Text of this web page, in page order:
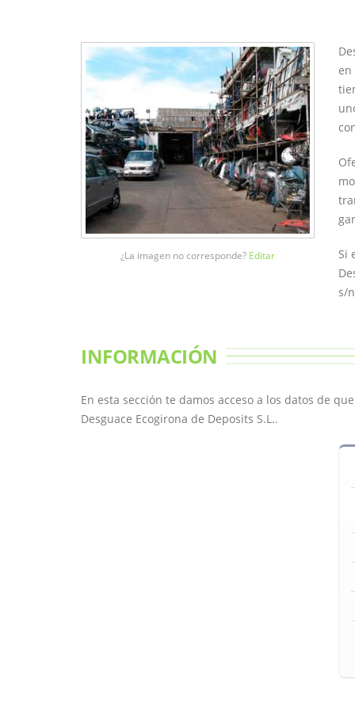
¿La imagen no corresponde? Editar
Si
s/
INFORMACIÓN
En esta sección te damos acceso a los datos de
Desguace Ecogirona de Deposits S.L..